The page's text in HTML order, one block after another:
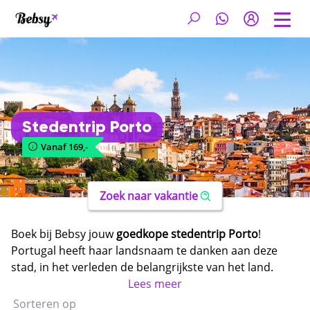
Stedentrip Porto
Vanaf 169,-
Zoek naar vakantie
Boek bij Bebsy jouwgoedkope stedentrip Porto!
Portugal heeft haar landsnaam te danken aan deze
stad, in het verleden de belangrijkste van het land.
Tegenwoordig is de stad dé ideale bestemming voor
een geweldige citytrip. Je vindt er prachtige porthuizen
Lees meer
Sorteren op